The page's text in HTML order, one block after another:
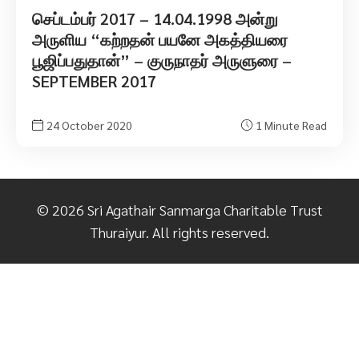
செப்டம்பர் 2017 – 14.04.1998 அன்று
அருளிய “கற்றதன் பயனே அகத்தியரை
பூஜிப்பதுதான்” – குருநாதர் அருளுரை –
SEPTEMBER 2017
24 October 2020 1 Minute Read
© 2026 Sri Agathair Sanmarga Charitable Trust
Thuraiyur. All rights reserved.